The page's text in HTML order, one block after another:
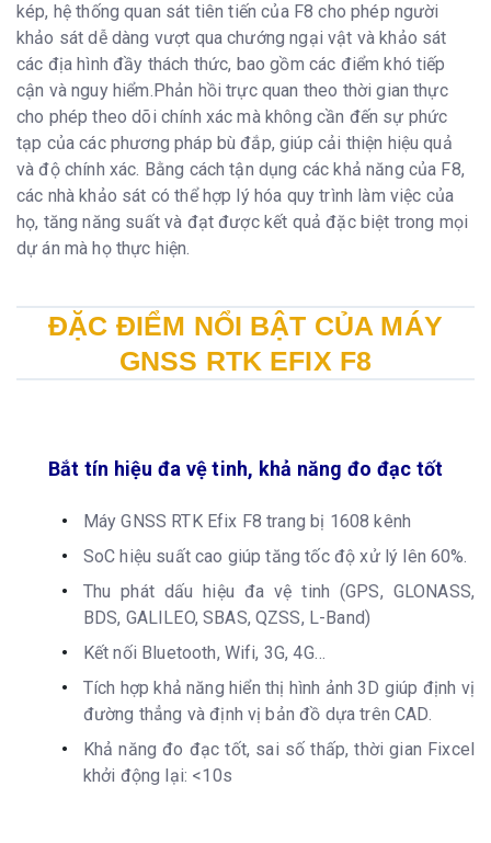
kép, hệ thống quan sát tiên tiến của F8 cho phép người
khảo sát dễ dàng vượt qua chướng ngại vật và khảo sát
các địa hình đầy thách thức, bao gồm các điểm khó tiếp
cận và nguy hiểm.Phản hồi trực quan theo thời gian thực
cho phép theo dõi chính xác mà không cần đến sự phức
tạp của các phương pháp bù đắp, giúp cải thiện hiệu quả
và độ chính xác. Bằng cách tận dụng các khả năng của F8,
các nhà khảo sát có thể hợp lý hóa quy trình làm việc của
họ, tăng năng suất và đạt được kết quả đặc biệt trong mọi
dự án mà họ thực hiện.
ĐẶC ĐIỂM NỔI BẬT CỦA MÁY
GNSS RTK EFIX F8
Bắt tín hiệu đa vệ tinh, khả năng đo đạc tốt
Máy GNSS RTK Efix F8 trang bị 1608 kênh
SoC hiệu suất cao giúp tăng tốc độ xử lý lên 60%.
Thu phát dấu hiệu đa vệ tinh (GPS, GLONASS,
BDS, GALILEO, SBAS, QZSS, L-Band)
Kết nối Bluetooth, Wifi, 3G, 4G…
Tích hợp khả năng hiển thị hình ảnh 3D giúp định vị
đường thẳng và định vị bản đồ dựa trên CAD.
Khả năng đo đạc tốt, sai số thấp, thời gian Fixcel
khởi động lại: <10s